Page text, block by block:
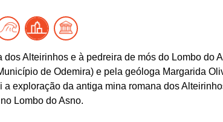
Alteirinhos e à pedreira de mós do Lombo do
de Odemira) e pela geóloga Margarida
exploração da antiga mina romana dos
Lombo do Asno.